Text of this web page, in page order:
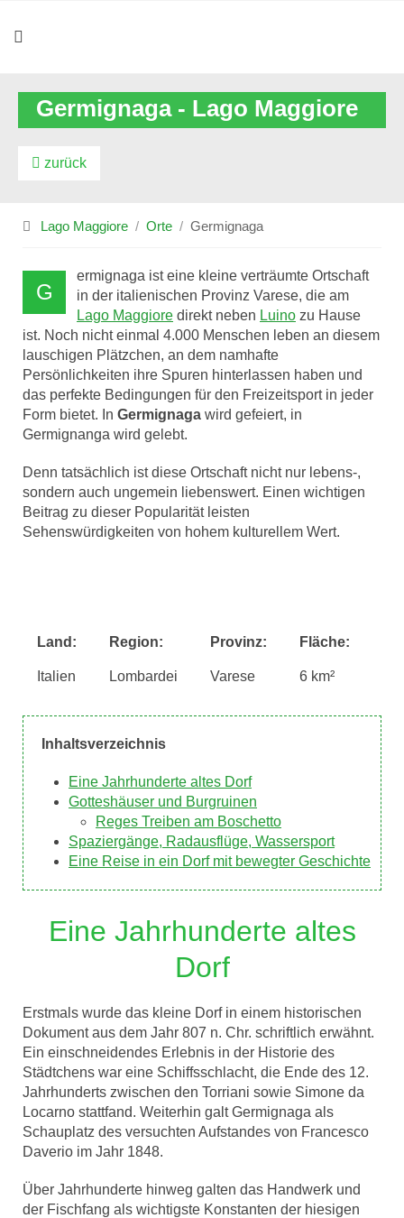
Germignaga - Lago Maggiore
zurück
Lago Maggiore Orte Germignaga
G
ermignaga ist eine kleine verträumte Ortschaft
in der italienischen Provinz Varese, die am
Lago Maggiore direkt neben Luino zu Hause
ist. Noch nicht einmal 4.000 Menschen leben an diesem
lauschigen Plätzchen, an dem namhafte
Persönlichkeiten ihre Spuren hinterlassen haben und
das perfekte Bedingungen für den Freizeitsport in jeder
Form bietet. In Germignaga wird gefeiert, in
Germignanga wird gelebt.
Denn tatsächlich ist diese Ortschaft nicht nur lebens-,
sondern auch ungemein liebenswert. Einen wichtigen
Beitrag zu dieser Popularität leisten
Sehenswürdigkeiten von hohem kulturellem Wert.
Land:
Italien
Region:
Lombardei
Provinz:
Varese
Fläche:
6 km²
Inhaltsverzeichnis
Eine Jahrhunderte altes Dorf
Gotteshäuser und Burgruinen
Reges Treiben am Boschetto
Spaziergänge, Radausflüge, Wassersport
Eine Reise in ein Dorf mit bewegter Geschichte
Eine Jahrhunderte altes
Dorf
Erstmals wurde das kleine Dorf in einem historischen
Dokument aus dem Jahr 807 n. Chr. schriftlich erwähnt.
Ein einschneidendes Erlebnis in der Historie des
Städtchens war eine Schiffsschlacht, die Ende des 12.
Jahrhunderts zwischen den Torriani sowie Simone da
Locarno stattfand. Weiterhin galt Germignaga als
Schauplatz des versuchten Aufstandes von Francesco
Daverio im Jahr 1848.
Über Jahrhunderte hinweg galten das Handwerk und
der Fischfang als wichtigste Konstanten der hiesigen